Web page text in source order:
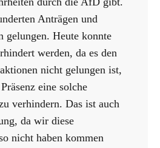
Anträgen und
gelungen. Heute konnte
werden, da es den
nicht gelungen ist,
eine solche
verhindern. Das ist auch
da wir diese
nicht haben kommen